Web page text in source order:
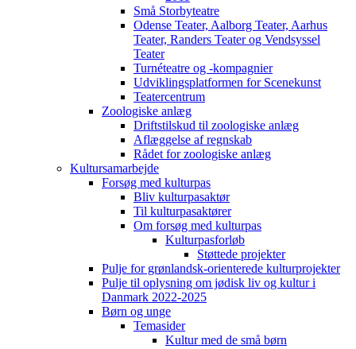
Små Storbyteatre
Odense Teater, Aalborg Teater, Aarhus
Teater, Randers Teater og Vendsyssel
Teater
Turnéteatre og -kompagnier
Udviklingsplatformen for Scenekunst
Teatercentrum
Zoologiske anlæg
Driftstilskud til zoologiske anlæg
Aflæggelse af regnskab
Rådet for zoologiske anlæg
Kultursamarbejde
Forsøg med kulturpas
Bliv kulturpasaktør
Til kulturpasaktører
Om forsøg med kulturpas
Kulturpasforløb
Støttede projekter
Pulje for grønlandsk-orienterede kulturprojekter
Pulje til oplysning om jødisk liv og kultur i
Danmark 2022-2025
Børn og unge
Temasider
Kultur med de små børn